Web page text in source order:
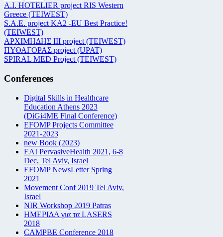
Α.Ι. HOTELIER project RIS Western
Greece (TEIWEST)
S.A.E. project KA2 -EU Best Practice!
(TEIWEST)
ΑΡΧΙΜΗΔΗΣ ΙΙΙ project (TEIWEST)
ΠΥΘΑΓΟΡΑΣ project (UPAT)
SPIRAL MED Project (TEIWEST)
Conferences
Digital Skills in Healthcare
Education Athens 2023
(DiGi4ME Final Conference)
EFOMP Projects Committee
2021-2023
new Book (2023)
EAI PervasiveHealth 2021, 6-8
Dec, Tel Aviv, Israel
EFOMP NewsLetter Spring
2021
Movement Conf 2019 Tel Aviv,
Israel
NIR Workshop 2019 Patras
ΗΜΕΡΙΔΑ για τα LASERS
2018
CAMPBE Conference 2018